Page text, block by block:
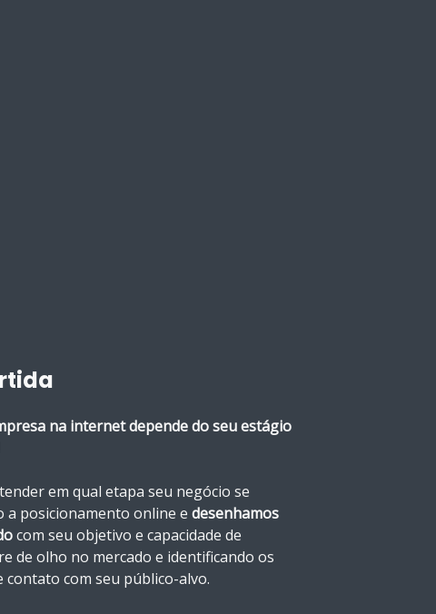
na internet depende do seu estágio
em qual etapa seu negócio se
a posicionamento online e desenhamos
com seu objetivo e capacidade de
de olho no mercado e identificando os
com seu público-alvo.